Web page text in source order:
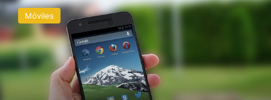
para
transferir
datos
entre
móviles
Móviles